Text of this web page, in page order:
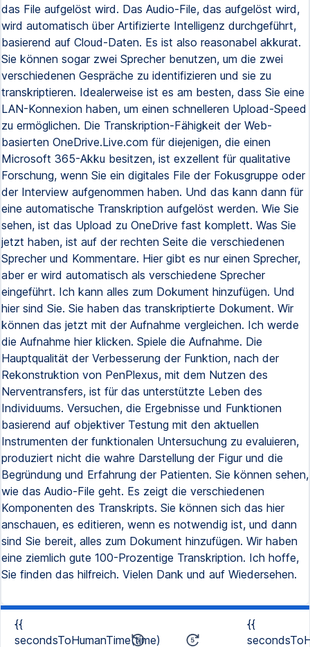
das File aufgelöst wird. Das Audio-File, das aufgelöst wird,
wird automatisch über Artifizierte Intelligenz durchgeführt,
basierend auf Cloud-Daten. Es ist also reasonabel akkurat.
Sie können sogar zwei Sprecher benutzen, um die zwei
verschiedenen Gespräche zu identifizieren und sie zu
transkriptieren. Idealerweise ist es am besten, dass Sie eine
LAN-Konnexion haben, um einen schnelleren Upload-Speed
zu ermöglichen. Die Transkription-Fähigkeit der Web-
basierten OneDrive.Live.com für diejenigen, die einen
Microsoft 365-Akku besitzen, ist exzellent für qualitative
Forschung, wenn Sie ein digitales File der Fokusgruppe oder
der Interview aufgenommen haben. Und das kann dann für
eine automatische Transkription aufgelöst werden. Wie Sie
sehen, ist das Upload zu OneDrive fast komplett. Was Sie
jetzt haben, ist auf der rechten Seite die verschiedenen
Sprecher und Kommentare. Hier gibt es nur einen Sprecher,
aber er wird automatisch als verschiedene Sprecher
eingeführt. Ich kann alles zum Dokument hinzufügen. Und
hier sind Sie. Sie haben das transkriptierte Dokument. Wir
können das jetzt mit der Aufnahme vergleichen. Ich werde
die Aufnahme hier klicken. Spiele die Aufnahme. Die
Hauptqualität der Verbesserung der Funktion, nach der
Rekonstruktion von PenPlexus, mit dem Nutzen des
Nerventransfers, ist für das unterstützte Leben des
Individuums. Versuchen, die Ergebnisse und Funktionen
basierend auf objektiver Testung mit den aktuellen
Instrumenten der funktionalen Untersuchung zu evaluieren,
produziert nicht die wahre Darstellung der Figur und die
Begründung und Erfahrung der Patienten. Sie können sehen,
wie das Audio-File geht. Es zeigt die verschiedenen
Komponenten des Transkripts. Sie können sich das hier
anschauen, es editieren, wenn es notwendig ist, und dann
sind Sie bereit, alles zum Dokument hinzufügen. Wir haben
eine ziemlich gute 100-Prozentige Transkription. Ich hoffe,
Sie finden das hilfreich. Vielen Dank und auf Wiedersehen.
{{
secondsToHumanTime(time)
{{